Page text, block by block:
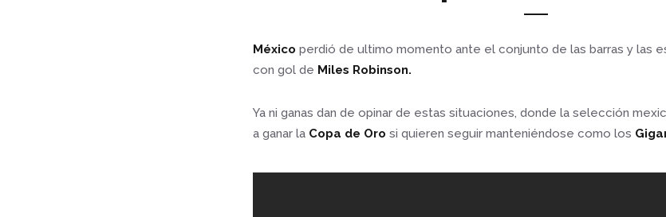
México perdió de ultimo momento ante el conjunto de las barras y las
con gol de Miles Robinson.
Ya ni ganas dan de opinar de estas situaciones, donde la selección
a ganar la Copa de Oro si quieren seguir manteniéndose como los